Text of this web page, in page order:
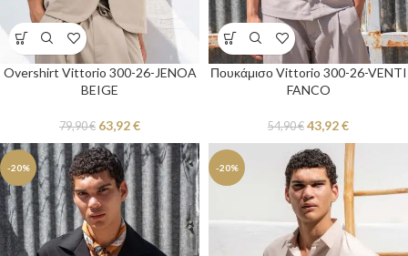
Overshirt Vittorio 300-26-JENOA
BEIGE
79,90€ 63,92€
Πουκάμισο Vittorio 300-26-VENTI
FANCO
54,90€ 43,92€
-20% -20%